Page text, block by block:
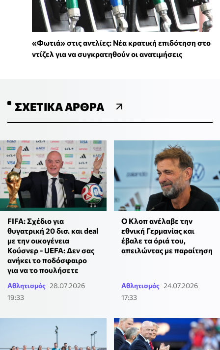
«Φωτιά» στις αντλίες: Νέα κρατική επιδότηση στο
ντίζελ για να συγκρατηθούν οι ανατιμήσεις
ΣΧΕΤΙΚΆ ΆΡΘΡΑ
FIFA: Σχέδιο για
θυγατρική 20 δισ. και deal
με την οικογένεια
Κούσνερ - UEFA: Δεν σας
ανήκει το ποδόσφαιρο
για να το πουλήσετε
Αθλητισμός 28.07.2026
19:33
Ο Κλοπ ανέλαβε την
εθνική Γερμανίας και
έβαλε τα όριά του,
απειλώντας με παραίτηση
Αθλητισμός 24.07.2026
17:33